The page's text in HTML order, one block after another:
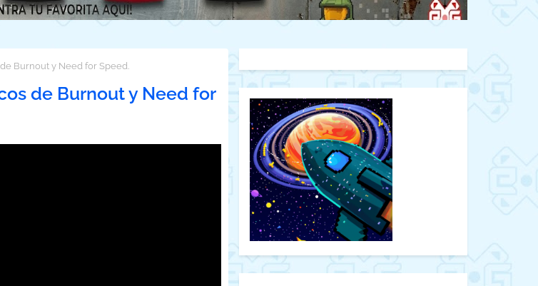
Burnout y Need for Speed.
de Burnout y Need for